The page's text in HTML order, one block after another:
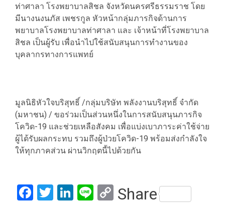
ท่าศาลา โรงพยาบาลสิชล จังหวัดนครศรีธรรมราช โดย
มีนางนงนภัส เพชรกูล หัวหน้ากลุ่มภารกิจด้านการ
พยาบาลโรงพยาบาลท่าศาลา และ เจ้าหน้าที่โรงพยาบาล
สิชล เป็นผู้รับ เพื่อนำไปใช้สนับสนุนการทำงานของ
บุคลากรทางการแพทย์
มูลนิธิหัวใจบริสุทธิ์ /กลุ่มบริษัท พลังงานบริสุทธิ์ จำกัด
(มหาชน) / ขอร่วมเป็นส่วนหนึ่งในการสนับสนุนภารกิจ
โควิด-19 และช่วยเหลือสังคม เพื่อแบ่งเบาภาระค่าใช้จ่าย
ผู้ได้รับผลกระทบ รวมถึงผู้ป่วยโควิด-19 พร้อมส่งกำลังใจ
ให้ทุกภาคส่วน ผ่านวิกฤตนี้ไปด้วยกัน
Facebook
Twitter
LinkedIn
LineCopy
Share